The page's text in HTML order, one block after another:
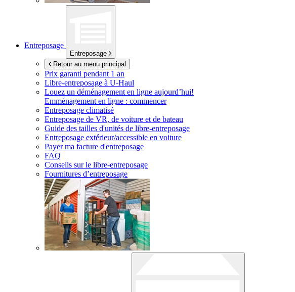
Entreposage
Entreposage
Retour au menu principal
Prix garanti pendant 1 an
Libre-entreposage à U-Haul
Louez un déménagement en ligne aujourd’hui!
Emménagement en ligne : commencer
Entreposage climatisé
Entreposage de VR, de voiture et de bateau
Guide des tailles d'unités de libre-entreposage
Entreposage extérieur/accessible en voiture
Payer ma facture d'entreposage
FAQ
Conseils sur le libre-entreposage
Fournitures d’entreposage